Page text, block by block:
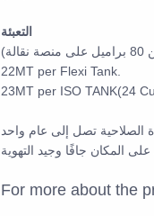
التعبئة
22MT per Flexi Tank.
23MT per ISO TANK(24
For more about the